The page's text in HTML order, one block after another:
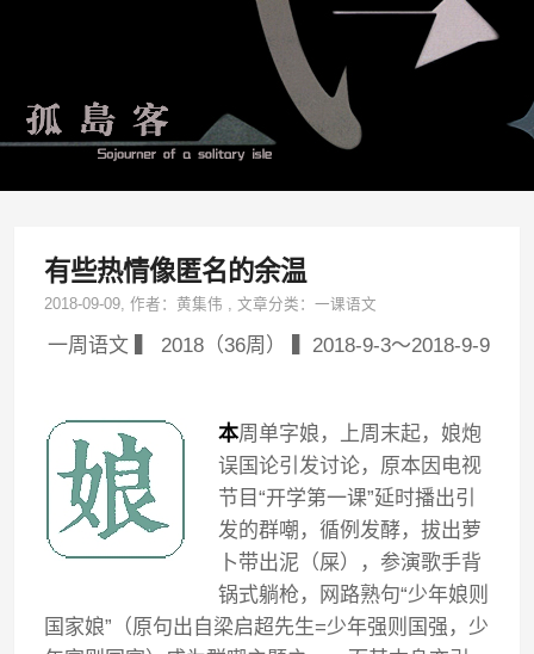
有些热情像匿名的余温
2018-09-09, 作者：黄集伟 ,文章分类：一课语文
一周语文 ▍ 2018（36周） ▍2018-9-3～2018-9-9
本周单字娘，上周末起，娘炮
误国论引发讨论，原本因电视
节目“开学第一课”延时播出引
发的群嘲，循例发酵，拔出萝
卜带出泥（屎），参演歌手背
锅式躺枪，网路熟句“少年娘则
国家娘”（原句出自梁启超先生=少年强则国强，少